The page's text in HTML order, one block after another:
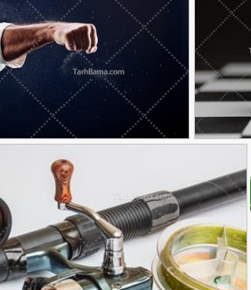
تومان
تصویر با کیفیت مرد ورزشکار با لباس کاراته
57